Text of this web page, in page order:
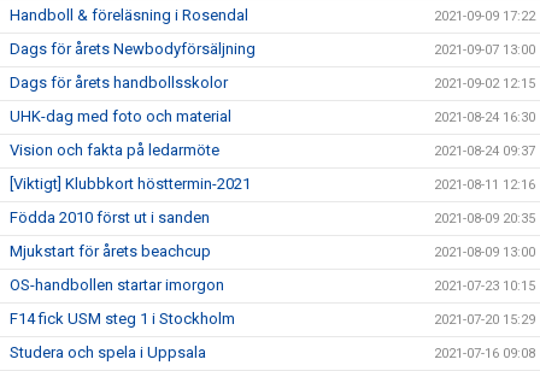
Handboll & föreläsning i Rosendal 2021-09-09 17:22
Dags för årets Newbodyförsäljning 2021-09-07 13:00
Dags för årets handbollsskolor 2021-09-02 12:15
UHK-dag med foto och material 2021-08-24 16:30
Vision och fakta på ledarmöte 2021-08-24 09:37
[Viktigt] Klubbkort hösttermin-2021 2021-08-11 12:16
Födda 2010 först ut i sanden 2021-08-09 20:35
Mjukstart för årets beachcup 2021-08-09 13:00
OS-handbollen startar imorgon 2021-07-23 10:15
F14 fick USM steg 1 i Stockholm 2021-07-20 15:29
Studera och spela i Uppsala 2021-07-16 09:08